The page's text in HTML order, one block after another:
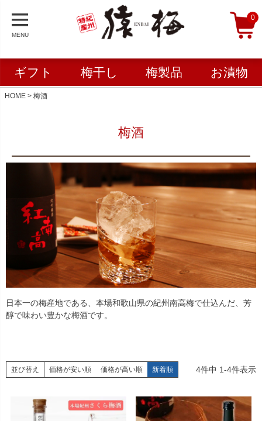
MENU
0
ギフト 梅干し 梅製品 お漬物
HOME 梅酒
梅酒
日本一の梅産地である、本場和歌山県の紀州南高梅で仕込んだ、芳
醇で味わい豊かな梅酒です。
並び替え 価格が安い順 価格が高い順 新着順 4件中 1-4件表示